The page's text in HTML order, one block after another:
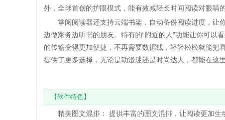
外，全球首创的护眼模式，能有效减轻长时间阅读对眼睛
掌阅阅读器还支持云端书架，自动备份阅读进度，让
边做家务边听书的朋友。特有的“附近的人”功能让你可以
的传输变得更加便捷，不再需要数据线，轻轻松松就能
提供了更多选择，无论是动漫迷还是时尚达人，都能在这
【软件特色】
精美图文混排： 提供丰富的图文混排，让阅读更加生